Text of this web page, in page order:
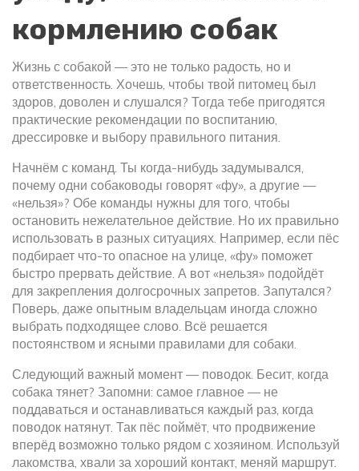
кормлению собак
Жизнь с собакой — это не только радость, но и
ответственность. Хочешь, чтобы твой питомец был
здоров, доволен и слушался? Тогда тебе пригодятся
практические рекомендации по воспитанию,
дрессировке и выбору правильного питания.
Начнём с команд. Ты когда-нибудь задумывался,
почему одни собаководы говорят «фу», а другие —
«нельзя»? Обе команды нужны для того, чтобы
остановить нежелательное действие. Но их правильно
использовать в разных ситуациях. Например, если пёс
подбирает что-то опасное на улице, «фу» поможет
быстро прервать действие. А вот «нельзя» подойдёт
для закрепления долгосрочных запретов. Запутался?
Поверь, даже опытным владельцам иногда сложно
выбрать подходящее слово. Всё решается
постоянством и ясными правилами для собаки.
Следующий важный момент — поводок. Бесит, когда
собака тянет? Запомни: самое главное — не
поддаваться и останавливаться каждый раз, когда
поводок натянут. Так пёс поймёт, что продвижение
вперёд возможно только рядом с хозяином. Используй
лакомства, хвали за хороший контакт, меняй маршрут.